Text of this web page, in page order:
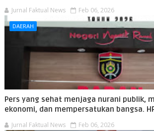
Jurnal Faktual News Feb 06, 2026
DAERAH
Pers yang sehat menjaga nurani publik,
ekonomi, dan mempersatukan bangsa.
Jurnal Faktual News Feb 06, 2026